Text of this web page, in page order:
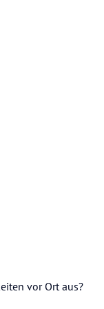
vor Ort aus?